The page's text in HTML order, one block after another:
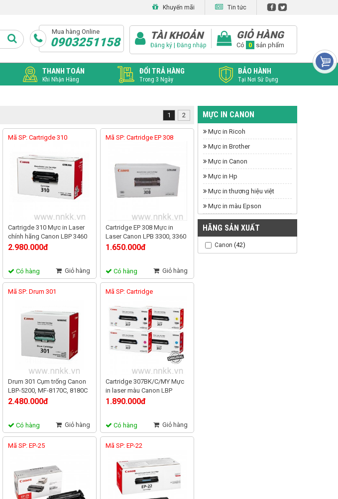
Khuyến mãi Tin tức
Mua hàng Online
0903251158 TÀI KHOẢN
Đăng ký | Đăng nhập
GIỎ HÀNG
Có 0 sản phẩm
THANH TOÁN
Khi Nhận Hàng
ĐỔI TRẢ HÀNG
Trong 3 Ngày
BẢO HÀNH
Tại Nơi Sử Dụng
1 2
Mã SP: Cartrigde 310
Cartrigde 310 Mực in Laser
chính hãng Canon LBP 3460
2.980.000đ
Có hàng Giỏ hàng
Mã SP: Cartridge EP 308
Cartridge EP 308 Mực in
Laser Canon LPB 3300, 3360
1.650.000đ
Có hàng Giỏ hàng
Mã SP: Drum 301
Drum 301 Cụm trống Canon
LBP-5200, MF-8170C, 8180C
2.480.000đ
Có hàng Giỏ hàng
Mã SP: Cartridge
Cartridge 307BK/C/MY Mực
in laser màu Canon LBP
5000, 5100
1.890.000đ
Có hàng Giỏ hàng
Mã SP: EP-25 Mã SP: EP-22
MỰC IN CANON
Mực in Ricoh
Mực in Brother
Mực in Canon
Mực in Hp
Mực in thương hiệu việt
Mực in màu Epson
HÃNG SẢN XUẤT
Canon (42)